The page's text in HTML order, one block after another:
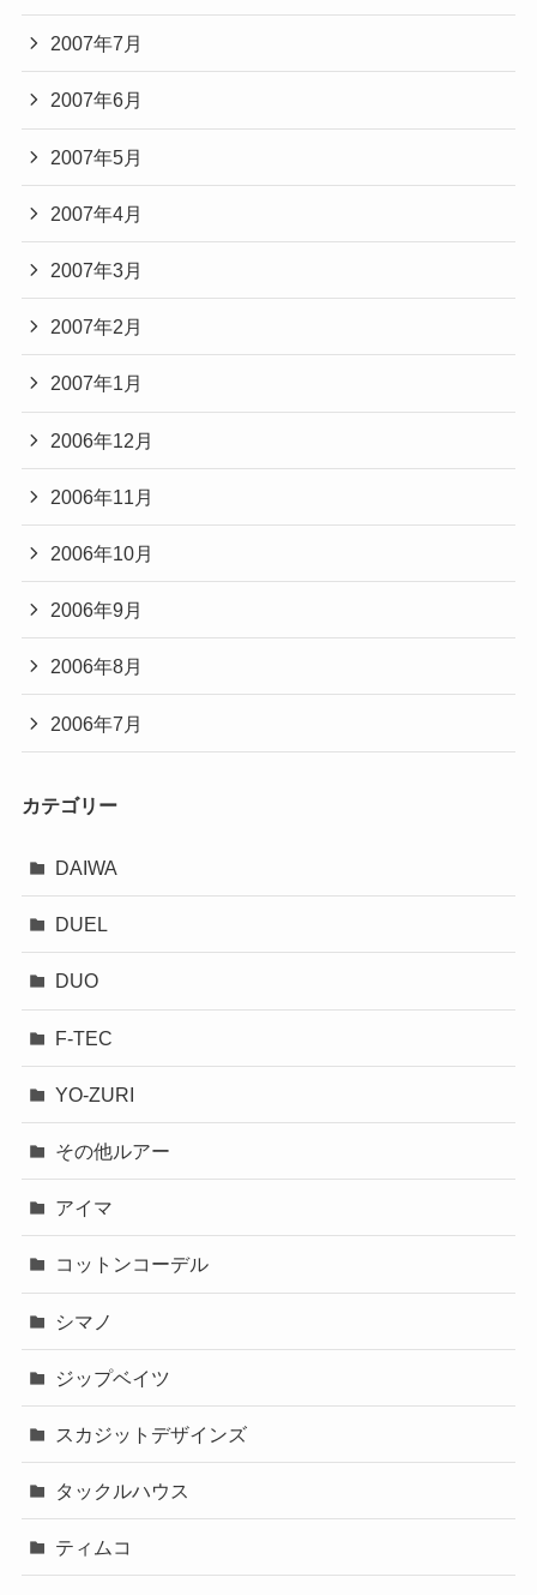
2007年7月
2007年6月
2007年5月
2007年4月
2007年3月
2007年2月
2007年1月
2006年12月
2006年11月
2006年10月
2006年9月
2006年8月
2006年7月
カテゴリー
DAIWA
DUEL
DUO
F-TEC
YO-ZURI
その他ルアー
アイマ
コットンコーデル
シマノ
ジップベイツ
スカジットデザインズ
タックルハウス
ティムコ